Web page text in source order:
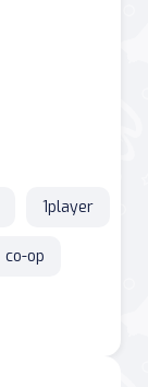
1player
co-op